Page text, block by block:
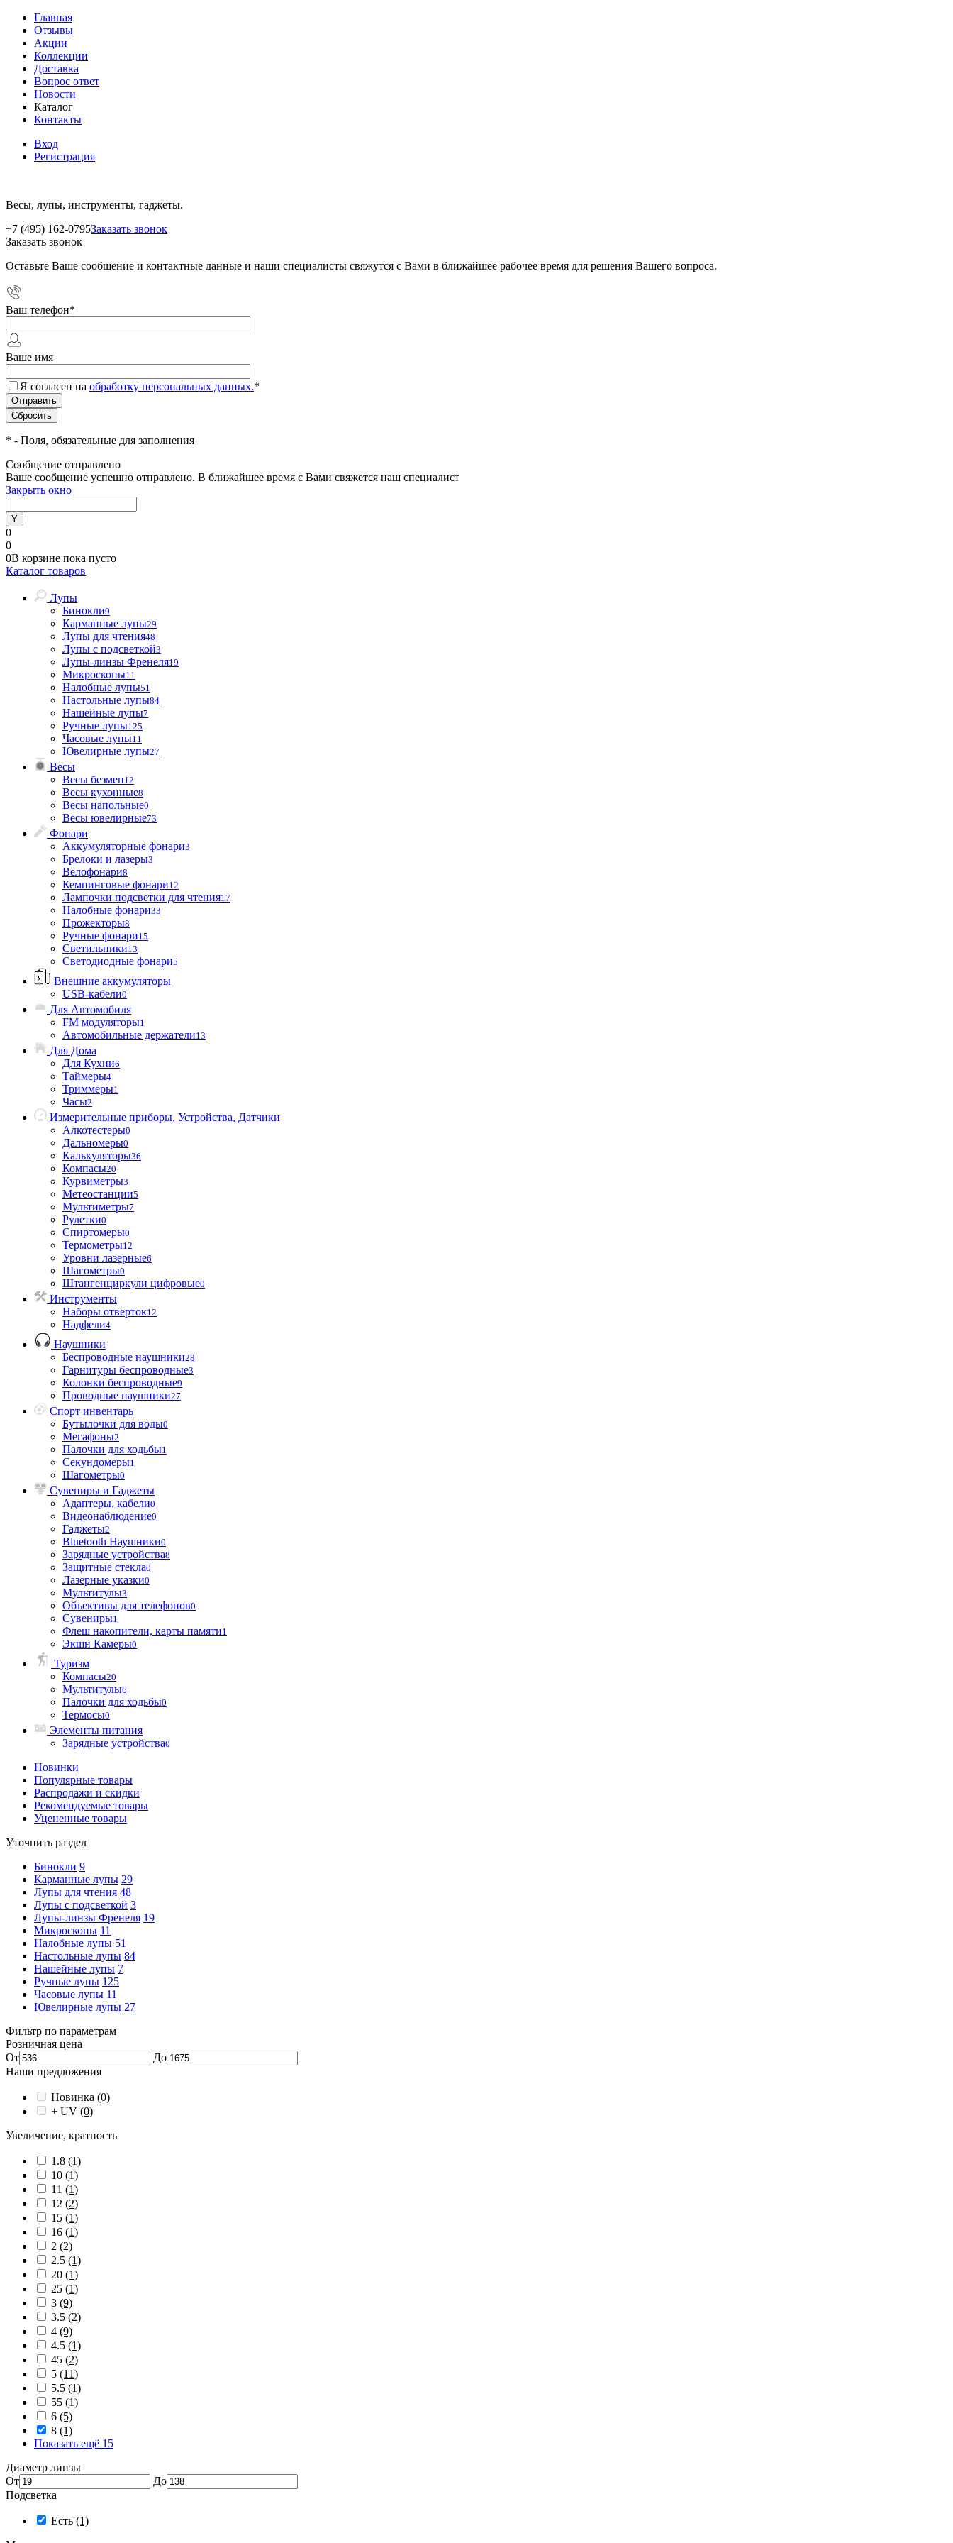
Главная
Отзывы
Акции
Коллекции
Доставка
Вопрос ответ
Новости
Каталог
Контакты
Вход
Регистрация
Весы, лупы, инструменты, гаджеты.
+7 (495) 162-0795Заказать звонок
Заказать звонок
Оставьте Ваше сообщение и контактные данные и наши специалисты свяжутся с Вами в ближайшее рабочее время для решения Вашего вопроса.
Ваш телефон*
Ваше имя
Я согласен на обработку персональных данных.*
* - Поля, обязательные для заполнения
Сообщение отправлено
Ваше сообщение успешно отправлено. В ближайшее время с Вами свяжется наш специалист
Закрыть окно
0
0
0В корзине пока пусто
Каталог товаров
Лупы
Бинокли9
Карманные лупы29
Лупы для чтения48
Лупы с подсветкой3
Лупы-линзы Френеля19
Микроскопы11
Налобные лупы51
Настольные лупы84
Нашейные лупы7
Ручные лупы125
Часовые лупы11
Ювелирные лупы27
Весы
Весы безмен12
Весы кухонные8
Весы напольные0
Весы ювелирные73
Фонари
Аккумуляторные фонари3
Брелоки и лазеры3
Велофонари8
Кемпинговые фонари12
Лампочки подсветки для чтения17
Налобные фонари33
Прожекторы8
Ручные фонари15
Светильники13
Светодиодные фонари5
Внешние аккумуляторы
USB-кабели0
Для Автомобиля
FM модуляторы1
Автомобильные держатели13
Для Дома
Для Кухни6
Таймеры4
Триммеры1
Часы2
Измерительные приборы, Устройства, Датчики
Алкотестеры0
Дальномеры0
Калькуляторы36
Компасы20
Курвиметры3
Метеостанции5
Мультиметры7
Рулетки0
Спиртомеры0
Термометры12
Уровни лазерные6
Шагометры0
Штангенциркули цифровые0
Инструменты
Наборы отверток12
Надфели4
Наушники
Беспроводные наушники28
Гарнитуры беспроводные3
Колонки беспроводные9
Проводные наушники27
Спорт инвентарь
Бутылочки для воды0
Мегафоны2
Палочки для ходьбы1
Секундомеры1
Шагометры0
Сувениры и Гаджеты
Адаптеры, кабели0
Видеонаблюдение0
Гаджеты2
Bluetooth Наушники0
Зарядные устройства8
Защитные стекла0
Лазерные указки0
Мультитулы3
Объективы для телефонов0
Сувениры1
Флеш накопители, карты памяти1
Экшн Камеры0
Туризм
Компасы20
Мультитулы6
Палочки для ходьбы0
Термосы0
Элементы питания
Зарядные устройства0
Новинки
Популярные товары
Распродажи и скидки
Рекомендуемые товары
Уцененные товары
Уточнить раздел
Бинокли 9
Карманные лупы 29
Лупы для чтения 48
Лупы с подсветкой 3
Лупы-линзы Френеля 19
Микроскопы 11
Налобные лупы 51
Настольные лупы 84
Нашейные лупы 7
Ручные лупы 125
Часовые лупы 11
Ювелирные лупы 27
Фильтр по параметрам
Розничная цена
От
До
Наши предложения
Новинка (0)
+ UV (0)
Увеличение, кратность
1.8 (1)
10 (1)
11 (1)
12 (2)
15 (1)
16 (1)
2 (2)
2.5 (1)
20 (1)
25 (1)
3 (9)
3.5 (2)
4 (9)
4.5 (1)
45 (2)
5 (11)
5.5 (1)
55 (1)
6 (5)
8 (1)
Показать ещё 15
Диаметр линзы
От
До
Подсветка
Есть (1)